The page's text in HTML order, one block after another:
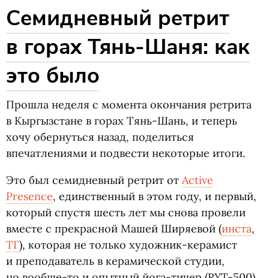
Семидневный ретрит
в горах Тянь-Шаня: как
это было
Прошла неделя с момента окончания ретрита
в Кыргызстане в горах Тянь-Шань, и теперь
хочу обернуться назад, поделиться
впечатлениями и подвести некоторые итоги.
Это был семидневный ретрит от Active
Presence, единственный в этом году, и первый,
который спустя шесть лет мы снова провели
вместе с прекрасной Машей Ширяевой (инста,
ТГ), которая не только художник-керамист
и преподаватель в керамической студии,